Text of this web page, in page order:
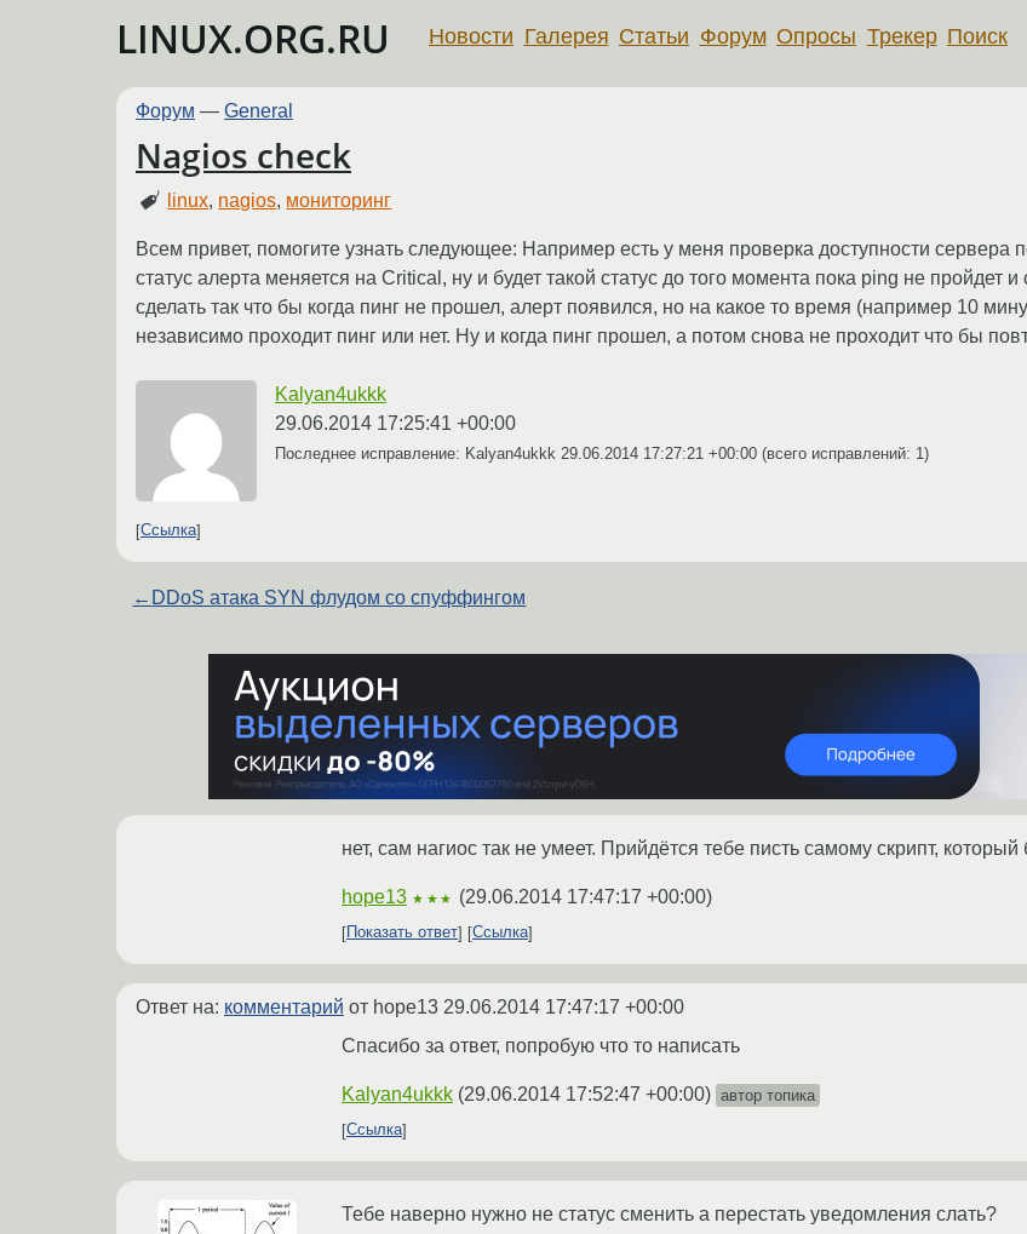
LINUX.ORG.RU Новости Галерея Статьи Форум Опросы Трекер Поиск
Форум — General
Nagios check
linux, nagios, мониторинг
Всем привет, помогите узнать следующее: Например есть у меня проверка доступности сервера
статус алерта меняется на Critical, ну и будет такой статус до того момента пока ping не пройдет
сделать так что бы когда пинг не прошел, алерт появился, но на какое то время (например 10
независимо проходит пинг или нет. Ну и когда пинг прошел, а потом снова не проходит что бы
Kalyan4ukkk
29.06.2014 17:25:41 +00:00
Последнее исправление: Kalyan4ukkk 29.06.2014 17:27:21 +00:00 (всего исправлений: 1)
Ссылка
← DDoS атака SYN флудом со спуффингом
нет, сам нагиос так не умеет. Прийдётся тебе писть самому скрипт,
hope13 ★★★ (29.06.2014 17:47:17 +00:00)
Показать ответ Ссылка
Ответ на: комментарий от hope13 29.06.2014 17:47:17 +00:00
Спасибо за ответ, попробую что то написать
Kalyan4ukkk (29.06.2014 17:52:47 +00:00) автор топика
Ссылка
Тебе наверно нужно не статус сменить а перестать уведомления слать?